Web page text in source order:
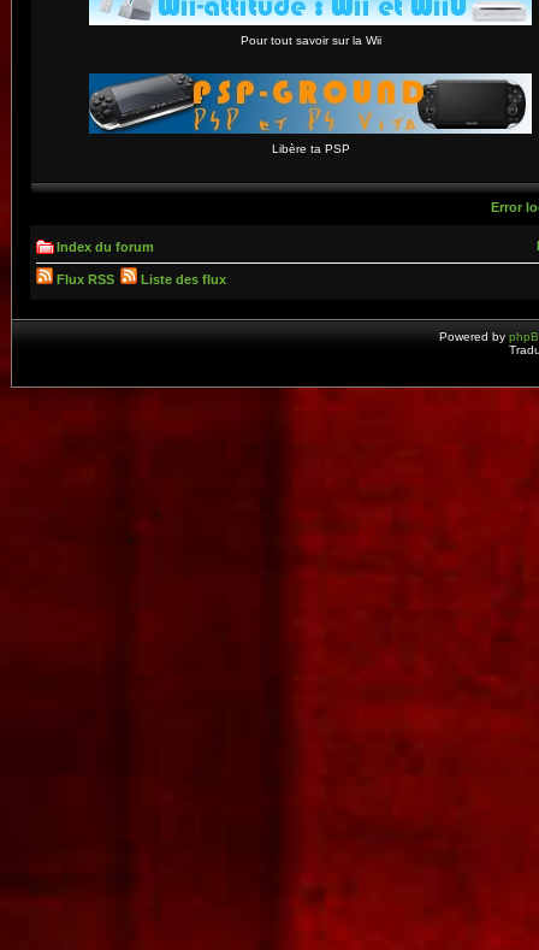
Pour tout savoir sur la Wii
Libère ta PSP
Error
Index du forum
Flux RSS Liste des flux
Powered by